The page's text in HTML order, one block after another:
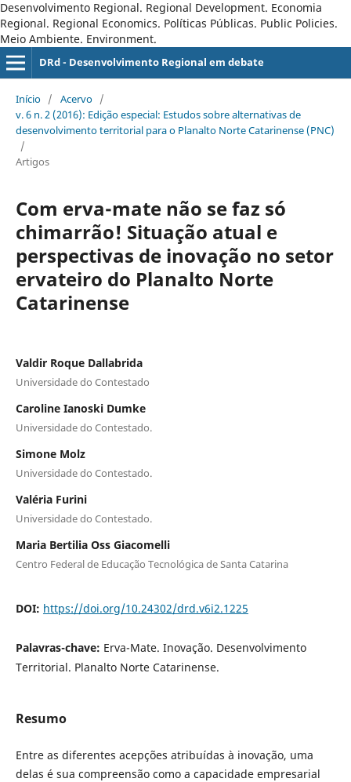
Desenvolvimento Regional. Regional Development. Economia
Regional. Regional Economics. Políticas Públicas. Public Policies.
Meio Ambiente. Environment.
DRd - Desenvolvimento Regional em debate
Início / Acervo /
v. 6 n. 2 (2016): Edição especial: Estudos sobre alternativas de
desenvolvimento territorial para o Planalto Norte Catarinense (PNC)
/
Artigos
Com erva-mate não se faz só
chimarrão! Situação atual e
perspectivas de inovação no setor
ervateiro do Planalto Norte
Catarinense
Valdir Roque Dallabrida
Universidade do Contestado
Caroline Ianoski Dumke
Universidade do Contestado.
Simone Molz
Universidade do Contestado.
Valéria Furini
Universidade do Contestado.
Maria Bertilia Oss Giacomelli
Centro Federal de Educação Tecnológica de Santa Catarina
DOI: https://doi.org/10.24302/drd.v6i2.1225
Palavras-chave: Erva-Mate. Inovação. Desenvolvimento
Territorial. Planalto Norte Catarinense.
Resumo
Entre as diferentes acepções atribuídas à inovação, uma
delas é sua compreensão como a capacidade empresarial